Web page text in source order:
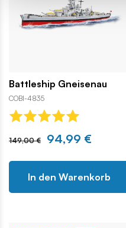
Battleship Gneisenau
COBI-4835
149,00 € 94,99 €
In den Warenkorb